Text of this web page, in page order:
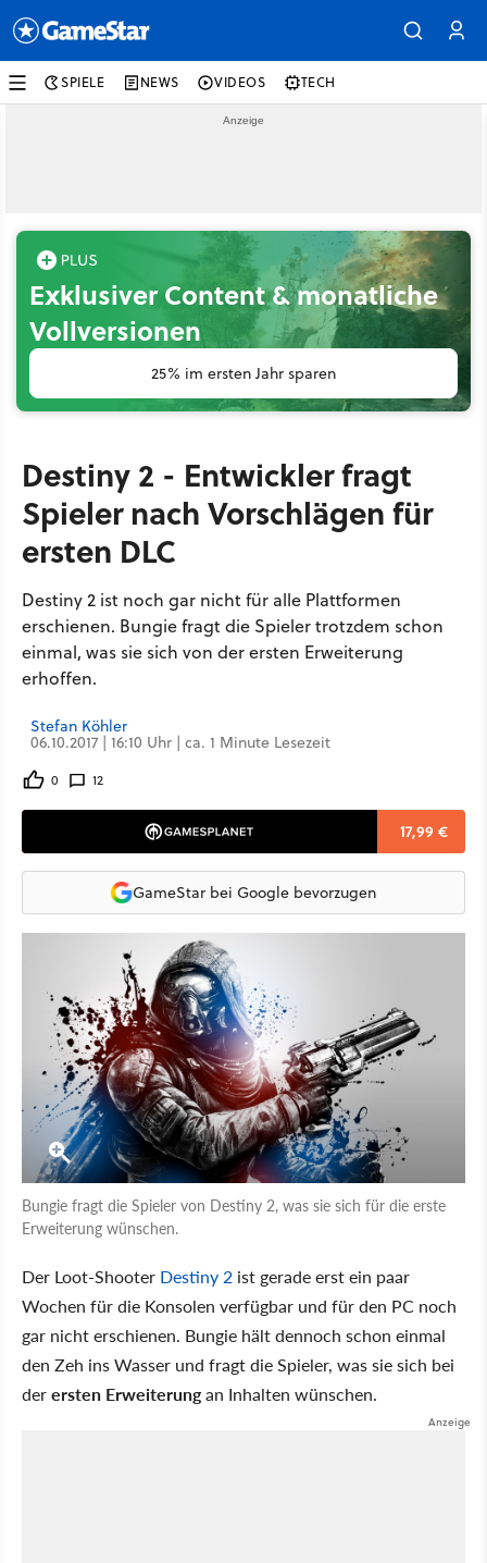
SPIELE NEWS VIDEOS TECH
Exklusiver Content & monatliche
Vollversionen
25% im ersten Jahr sparen
Destiny 2 - Entwickler fragt
Spieler nach Vorschlägen für
ersten DLC
Destiny 2 ist noch gar nicht für alle Plattformen
erschienen. Bungie fragt die Spieler trotzdem schon
einmal, was sie sich von der ersten Erweiterung
erhoffen.
Stefan Köhler
06.10.2017 | 16:10 Uhr | ca. 1 Minute Lesezeit
0 12
17,99 €
GameStar bei Google bevorzugen
Bungie fragt die Spieler von Destiny 2, was sie sich für die erste
Erweiterung wünschen.
Der Loot-Shooter Destiny 2 ist gerade erst ein paar
Wochen für die Konsolen verfügbar und für den PC noch
gar nicht erschienen. Bungie hält dennoch schon einmal
den Zeh ins Wasser und fragt die Spieler, was sie sich bei
derersten Erweiterungan Inhalten wünschen.